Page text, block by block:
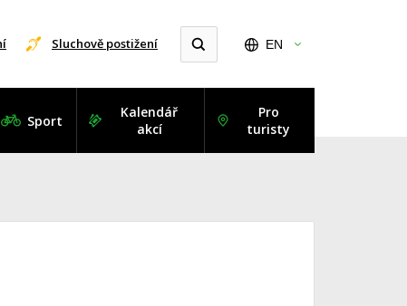
Sluchově postižení EN
Sport
Kalendář
akcí
Pro
turisty